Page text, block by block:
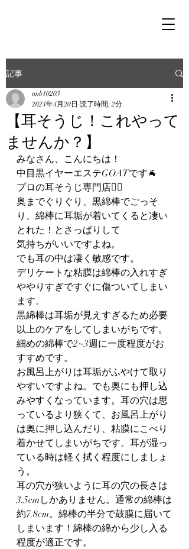
記事
【耳そうじ！これやって
ませんか？】
nnb10203
2024年4月20日 読了時間: 2分
みなさん、こんにちは！
中目黒イヤーエステGOATです🐐
プロの耳そうじ専門店👂🏻
奥までぐりぐり、黒綿棒でごっそ
り、綿棒に耳垢が着いてくると凄い
とれた！とさっぱりして
気持ちがいいですよね。
でも耳の中は凄く敏感です。
デリケートな粘膜は綿棒の入れすぎ
ややりすぎですぐに傷ついてしまい
ます。
黒綿棒は耳垢が見えすぎるため必要
以上のケアをしてしまいがちです。
細めの綿棒で2~3週に一度程度がお
すすめです。
お風呂上がりは耳垢がふやけて取り
やすいですよね。でも奥にも押し込
みやすくなっています。耳の穴は思
っているより狭くて、お風呂上がり
は奥に押し込んだり、粘膜にこべり
着かせてしまいがちです。耳が湿っ
ている時は軽く拭く程度にしましょ
う。
耳の穴が狭いように耳の穴の長さは
3.5cmしかありません。通常の綿棒は
約7.8cm。綿棒の半分で鼓膜に届いて
しまいます！綿棒の綿から少し入る
程度が適正です。